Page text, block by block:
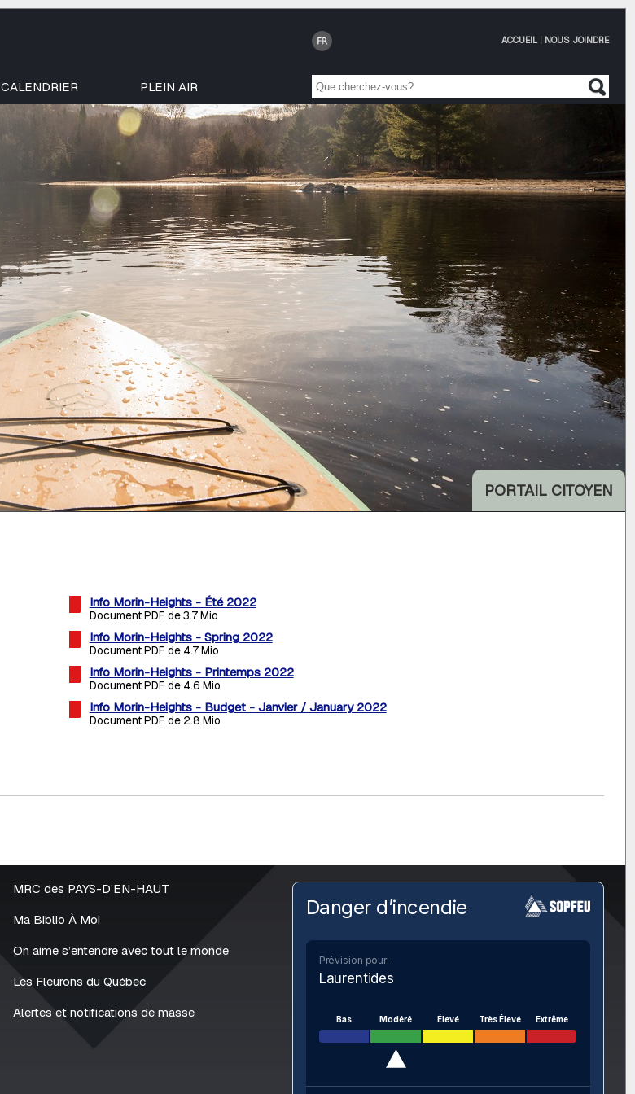
ACCUEIL| NOUS JOINDRE
CALENDRIER PLEIN AIR
PORTAIL CITOYEN
Info Morin-Heights - Été 2022
Document PDF de 3.7 Mio
Info Morin-Heights - Spring 2022
Document PDF de 4.7 Mio
Info Morin-Heights - Printemps 2022
Document PDF de 4.6 Mio
Info Morin-Heights - Budget - Janvier / January 2022
Document PDF de 2.8 Mio
MRC des PAYS-D’EN-HAUT
Ma Biblio À Moi
On aime s’entendre avec tout le monde
Les Fleurons du Québec
Alertes et notifications de masse
Danger d’incendie
Prévision pour:
Laurentides
Bas Modéré Élevé Très Élevé Extrême